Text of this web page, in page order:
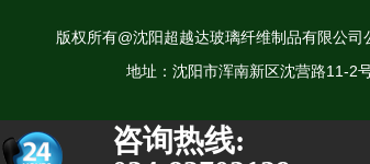
咨询热线:
版权所有@沈阳超越达玻璃纤维制品有限公司
地址：沈阳市浑南新区沈营路11-2